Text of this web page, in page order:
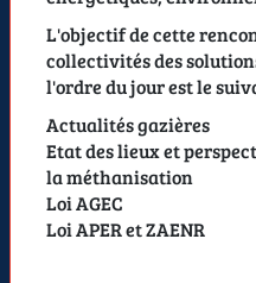
L'objectif de cette
collectivités des
l'ordre du jour est le
Actualités gazières
Etat des lieux et
la méthanisation
Loi AGEC
Loi APER et ZAENR